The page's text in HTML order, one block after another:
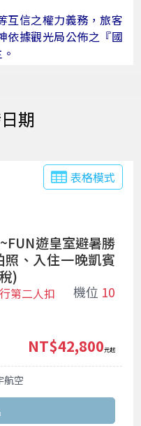
互信之權力義務，旅客
依據觀光局公佈之 『國
期
表格模式
遊皇室避暑勝
、入住一晚凱賓
)
機位 10
第二人扣
航空
NT$42,800 起